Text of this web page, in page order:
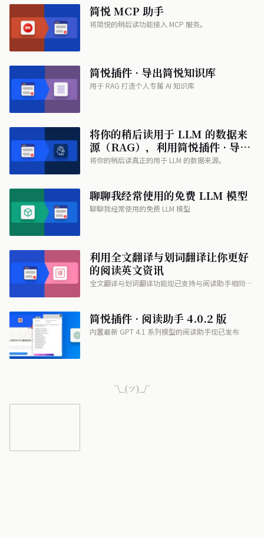
简悦 MCP 助手
将简悦的稍后读功能接入 MCP 服务。
简悦插件 · 导出简悦知识库
用于 RAG 打造个人专属 AI 知识库
将你的稍后读用于 LLM 的数据来
源（RAG），利用简悦插件 · 导出
简悦知识库零代码打造你的个人专
将你的稍后读真正的用于 LLM 的数据来源。
聊聊我经常使用的免费 LLM 模型
聊聊我经常使用的免费 LLM 模型
利用全文翻译与划词翻译让你更好
的阅读英文资讯
全文翻译与划词翻译功能现已支持与阅读助手相同的
简悦插件 · 阅读助手 4.0.2 版
内置最新 GPT 4.1 系列模型的阅读助手现已发布
¯\_(ツ)_/¯